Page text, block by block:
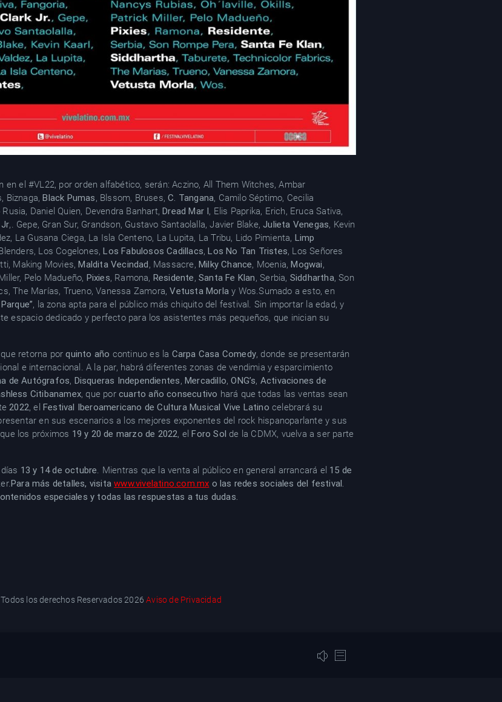
el #VL22, por orden alfabético, serán: Aczino, All Them Witches, Ambar
Biznaga,Black Pumas, Blssom, Bruses,C. Tangana, Camilo Séptimo, Cecilia
Daniel Quien, Devendra Banhart,Dread Mar I, Elis Paprika, Erich, Eruca Sativa,
,. Gepe, Gran Sur, Grandson, Gustavo Santaolalla, Javier Blake,Julieta Venegas, Kevin
La Gusana Ciega, La Isla Centeno, La Lupita, La Tribu, Lido Pimienta, Limp
Los Cogelones,Los Fabulosos Cadillacs,Los No Tan Tristes, Los Señores
Making Movies,Maldita Vecindad, Massacre,Milky Chance, Moenia,Mogwai,
Pelo Madueño, Pixies, Ramona, Residente,Santa Fe Klan, Serbia, Siddhartha, Son
The Marías, Trueno, Vanessa Zamora,Vetusta Morla y Wos.Sumado a esto, en
Parque”, la zona apta para el público más chiquito del festival. Sin importar la edad, y
espacio dedicado y perfecto para los asistentes más pequeños, que inician su
retorna porquinto año continuo es la Carpa Casa Comedy, donde se presentarán
e internacional. A la par, habrá diferentes zonas de vendimia y esparcimiento
de Autógrafos, Disqueras Independientes, Mercadillo,ONG’s, Activaciones de
Citibanamex, que porcuarto año consecutivo hará que todas las ventas sean
2022, elFestival Iberoamericano de Cultura Musical Vive Latino celebrará su
en sus escenarios a los mejores exponentes del rock hispanoparlante y sus
los próximos 19 y 20 de marzo de 2022, elForo Sol de la CDMX, vuelva a ser parte
13 y 14 de octubre. Mientras que la venta al público en general arrancará el 15 de
Para más detalles, visitawww.vivelatino.com.mx o las redes sociales del festival.
especiales y todas las respuestas a tus dudas.
los derechos Reservados 2026Aviso de Privacidad